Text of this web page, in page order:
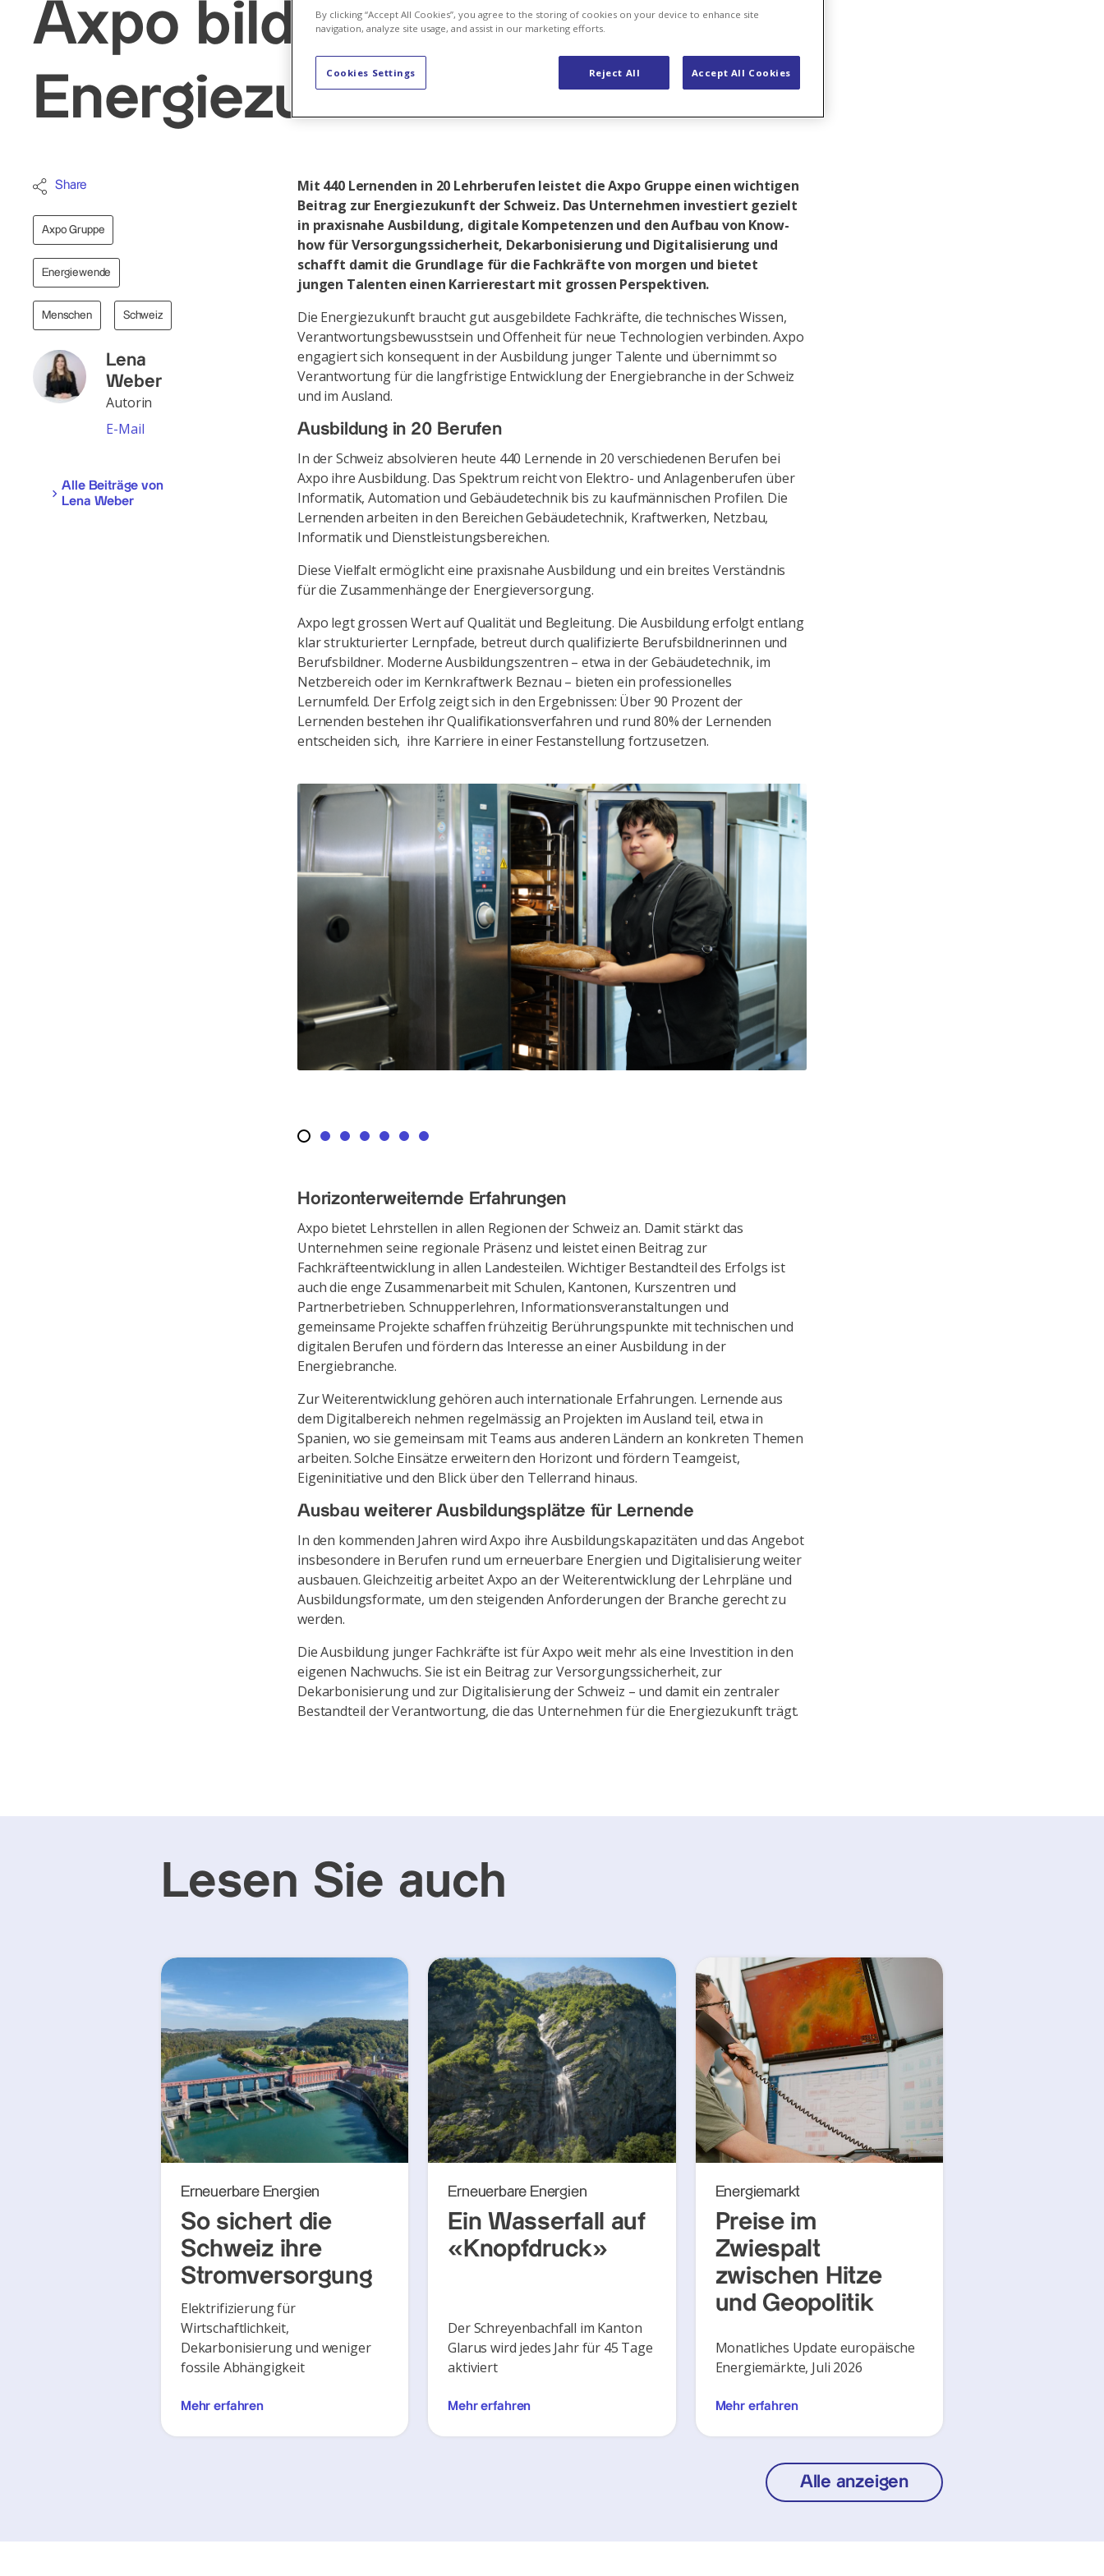
Axpo bildet Fachkräfte für
Energiezukunft aus
Share
Axpo Gruppe
Energiewende
Menschen Schweiz
Lena
Weber
Autorin
E-Mail
Alle Beiträge von
Lena Weber
Mit 440 Lernenden in 20 Lehrberufen leistet die Axpo Gruppe einen wichtigen
Beitrag zur Energiezukunft der Schweiz. Das Unternehmen investiert gezielt
in praxisnahe Ausbildung, digitale Kompetenzen und den Aufbau von Know-
how für Versorgungssicherheit, Dekarbonisierung und Digitalisierung und
schafft damit die Grundlage für die Fachkräfte von morgen und bietet
jungen Talenten einen Karrierestart mit grossen Perspektiven.
Die Energiezukunft braucht gut ausgebildete Fachkräfte, die technisches Wissen,
Verantwortungsbewusstsein und Offenheit für neue Technologien verbinden. Axpo
engagiert sich konsequent in der Ausbildung junger Talente und übernimmt so
Verantwortung für die langfristige Entwicklung der Energiebranche in der Schweiz
und im Ausland.
Ausbildung in 20 Berufen
In der Schweiz absolvieren heute 440 Lernende in 20 verschiedenen Berufen bei
Axpo ihre Ausbildung. Das Spektrum reicht von Elektro- und Anlagenberufen über
Informatik, Automation und Gebäudetechnik bis zu kaufmännischen Profilen. Die
Lernenden arbeiten in den Bereichen Gebäudetechnik, Kraftwerken, Netzbau,
Informatik und Dienstleistungsbereichen.
Diese Vielfalt ermöglicht eine praxisnahe Ausbildung und ein breites Verständnis
für die Zusammenhänge der Energieversorgung.
Axpo legt grossen Wert auf Qualität und Begleitung. Die Ausbildung erfolgt entlang
klar strukturierter Lernpfade, betreut durch qualifizierte Berufsbildnerinnen und
Berufsbildner. Moderne Ausbildungszentren – etwa in der Gebäudetechnik, im
Netzbereich oder im Kernkraftwerk Beznau – bieten ein professionelles
Lernumfeld. Der Erfolg zeigt sich in den Ergebnissen: Über 90 Prozent der
Lernenden bestehen ihr Qualifikationsverfahren und rund 80% der Lernenden
entscheiden sich, ihre Karriere in einer Festanstellung fortzusetzen.
Horizonterweiternde Erfahrungen
Axpo bietet Lehrstellen in allen Regionen der Schweiz an. Damit stärkt das
Unternehmen seine regionale Präsenz und leistet einen Beitrag zur
Fachkräfteentwicklung in allen Landesteilen. Wichtiger Bestandteil des Erfolgs ist
auch die enge Zusammenarbeit mit Schulen, Kantonen, Kurszentren und
Partnerbetrieben. Schnupperlehren, Informationsveranstaltungen und
gemeinsame Projekte schaffen frühzeitig Berührungspunkte mit technischen und
digitalen Berufen und fördern das Interesse an einer Ausbildung in der
Energiebranche.
Zur Weiterentwicklung gehören auch internationale Erfahrungen. Lernende aus
dem Digitalbereich nehmen regelmässig an Projekten im Ausland teil, etwa in
Spanien, wo sie gemeinsam mit Teams aus anderen Ländern an konkreten Themen
arbeiten. Solche Einsätze erweitern den Horizont und fördern Teamgeist,
Eigeninitiative und den Blick über den Tellerrand hinaus.
Ausbau weiterer Ausbildungsplätze für Lernende
In den kommenden Jahren wird Axpo ihre Ausbildungskapazitäten und das Angebot
insbesondere in Berufen rund um erneuerbare Energien und Digitalisierung weiter
ausbauen. Gleichzeitig arbeitet Axpo an der Weiterentwicklung der Lehrpläne und
Ausbildungsformate, um den steigenden Anforderungen der Branche gerecht zu
werden.
Die Ausbildung junger Fachkräfte ist für Axpo weit mehr als eine Investition in den
eigenen Nachwuchs. Sie ist ein Beitrag zur Versorgungssicherheit, zur
Dekarbonisierung und zur Digitalisierung der Schweiz – und damit ein zentraler
Bestandteil der Verantwortung, die das Unternehmen für die Energiezukunft trägt.
Lesen Sie auch
Erneuerbare Energien
So sichert die
Schweiz ihre
Stromversorgung
Elektrifizierung für
Wirtschaftlichkeit,
Dekarbonisierung und weniger
fossile Abhängigkeit
Mehr erfahren
Erneuerbare Energien
Ein Wasserfall auf
«Knopfdruck»
Der Schreyenbachfall im Kanton
Glarus wird jedes Jahr für 45 Tage
aktiviert
Mehr erfahren
Energiemarkt
Preise im
Zwiespalt
zwischen Hitze
und Geopolitik
Monatliches Update europäische
Energiemärkte, Juli 2026
Mehr erfahren
Alle anzeigen
By clicking “Accept All Cookies”, you agree to the storing of cookies on your device to enhance site
navigation, analyze site usage, and assist in our marketing efforts.
Reject All Accept All Cookies
Cookies Settings